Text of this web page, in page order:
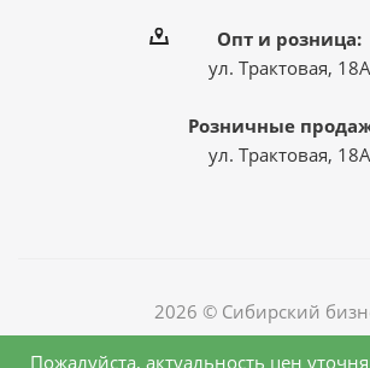
Опт и розница:
ул. Трактовая, 18А
Розничные
ул. Трактовая, 18А
2026 © Сибирский
Пожалуйста, актуальность цен